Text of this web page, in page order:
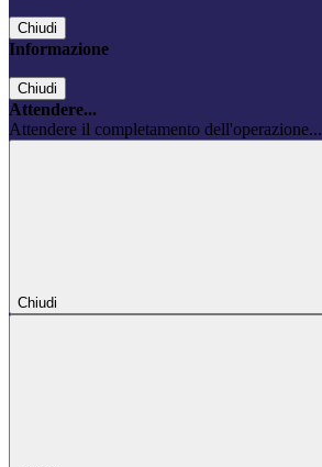
Chiudi
Informazione
Chiudi
Attendere...
Attendere il completamento dell'operazione...
Chiudi